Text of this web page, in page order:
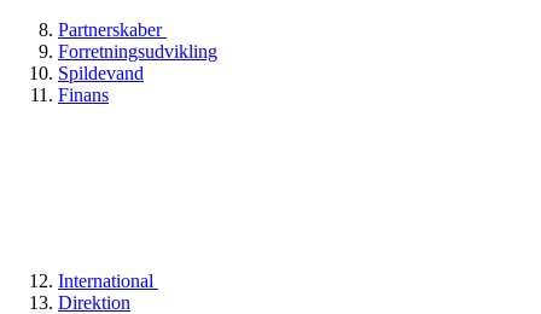
Partnerskaber
Forretningsudvikling
Spildevand
Finans
International
Direktion